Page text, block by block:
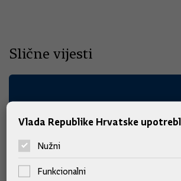
Slične vijesti
Vlada Republike Hrvatske
Nužni
Funkcionalni